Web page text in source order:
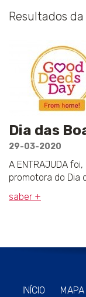
Resultados
Dia das
29-03-2020
A ENTRAJUDA
promotora do Dia
saber +
INÍCIO MAPA